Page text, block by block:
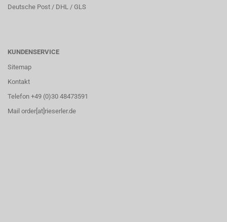
Deutsche Post / DHL / GLS
KUNDENSERVICE
Sitemap
Kontakt
Telefon +49 (0)30 48473591
Mail order[at]rieserler.de